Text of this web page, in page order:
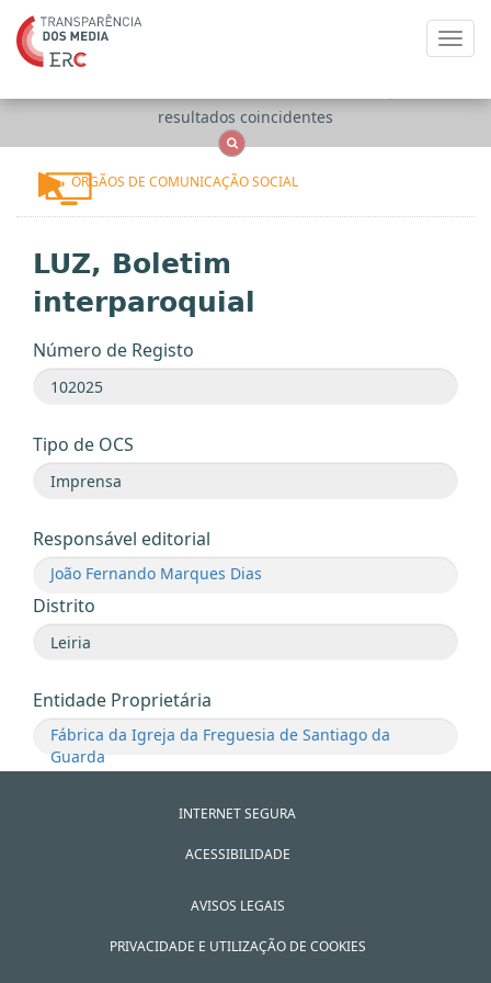
resultados coincidentes
ÓRGÃOS DE COMUNICAÇÃO SOCIAL
LUZ, Boletim
interparoquial
Número de Registo
Tipo de OCS
Responsável editorial
João Fernando Marques Dias
Distrito
Entidade Proprietária
Fábrica da Igreja da Freguesia de Santiago da
Guarda
INTERNET SEGURA
ACESSIBILIDADE
AVISOS LEGAIS
PRIVACIDADE E UTILIZAÇÃO DE COOKIES